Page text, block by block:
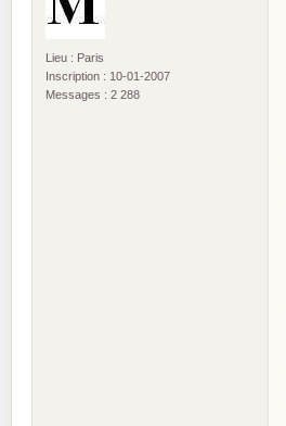
Lieu : Paris
Inscription : 10-01-2007
Messages : 2 288